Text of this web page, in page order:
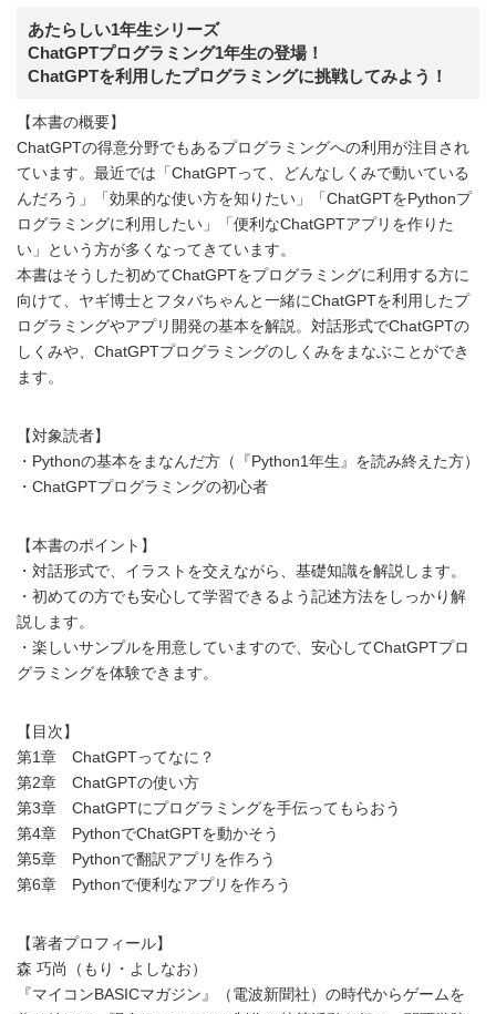
あたらしい1年生シリーズ
ChatGPTプログラミング1年生の登場！
ChatGPTを利用したプログラミングに挑戦してみよう！
【本書の概要】
ChatGPTの得意分野でもあるプログラミングへの利用が注目され
ています。最近では「ChatGPTって、どんなしくみで動いている
んだろう」「効果的な使い方を知りたい」「ChatGPTをPythonプ
ログラミングに利用したい」「便利なChatGPTアプリを作りた
い」という方が多くなってきています。
本書はそうした初めてChatGPTをプログラミングに利用する方に
向けて、ヤギ博士とフタバちゃんと一緒にChatGPTを利用したプ
ログラミングやアプリ開発の基本を解説。対話形式でChatGPTの
しくみや、ChatGPTプログラミングのしくみをまなぶことができ
ます。
【対象読者】
・Pythonの基本をまなんだ方（『Python1年生』を読み終えた方）
・ChatGPTプログラミングの初心者
【本書のポイント】
・対話形式で、イラストを交えながら、基礎知識を解説します。
・初めての方でも安心して学習できるよう記述方法をしっかり解
説します。
・楽しいサンプルを用意していますので、安心してChatGPTプロ
グラミングを体験できます。
【目次】
第1章 ChatGPTってなに？
第2章 ChatGPTの使い方
第3章 ChatGPTにプログラミングを手伝ってもらおう
第4章 PythonでChatGPTを動かそう
第5章 Pythonで翻訳アプリを作ろう
第6章 Pythonで便利なアプリを作ろう
【著者プロフィール】
森 巧尚（もり・よしなお）
『マイコンBASICマガジン』（電波新聞社）の時代からゲームを